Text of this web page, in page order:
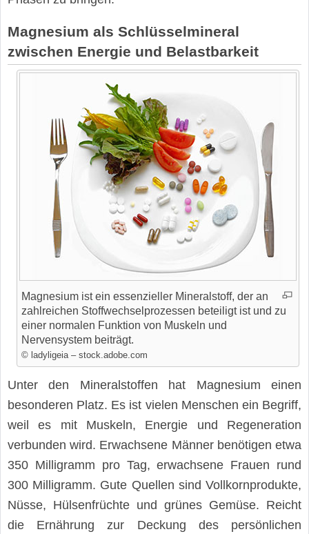
Magnesium als Schlüsselmineral
zwischen Energie und Belastbarkeit
Magnesium ist ein essenzieller Mineralstoff, der an
zahlreichen Stoffwechselprozessen beteiligt ist und zu
einer normalen Funktion von Muskeln und
Nervensystem beiträgt.
© ladyligeia – stock.adobe.com
Unter den Mineralstoffen hat Magnesium einen
besonderen Platz. Es ist vielen Menschen ein Begriff,
weil es mit Muskeln, Energie und Regeneration
verbunden wird. Erwachsene Männer benötigen etwa
350 Milligramm pro Tag, erwachsene Frauen rund
300 Milligramm. Gute Quellen sind Vollkornprodukte,
Nüsse, Hülsenfrüchte und grünes Gemüse. Reicht
die Ernährung zur Deckung des persönlichen